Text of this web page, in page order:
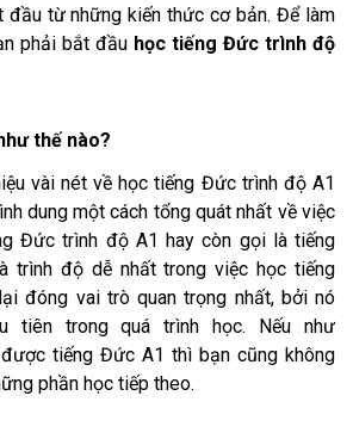
đầu từ những kiến thức cơ bản. Để làm
phải bắt đầu học tiếng Đức trình độ
thế nào?
vài nét về học tiếng Đức trình độ A1
dung một cách tổng quát nhất về việc
Đức trình độ A1 hay còn gọi là tiếng
trình độ dễ nhất trong việc học tiếng
đóng vai trò quan trọng nhất, bởi nó
tiên trong quá trình học. Nếu như
tiếng Đức A1 thì bạn cũng không
phần học tiếp theo.